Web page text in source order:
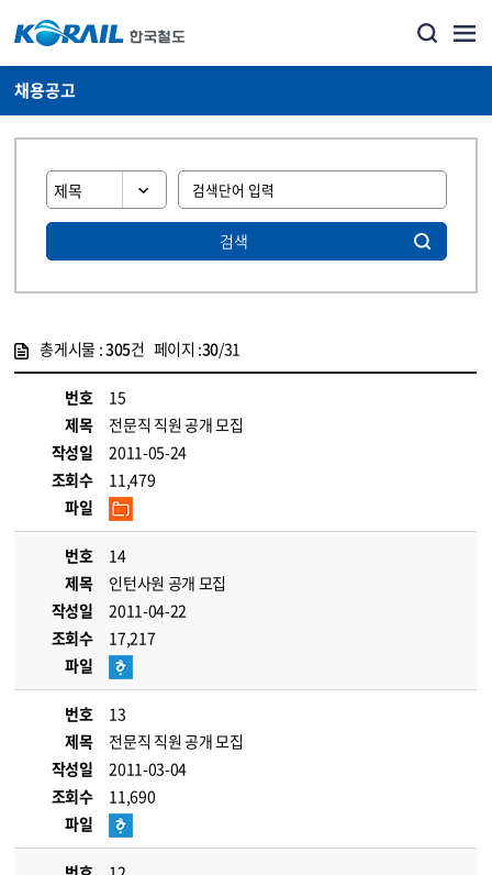
채용공고
검색
총게시물 :305건 페이지 :30/31
번호
15
제목
전문직 직원 공개 모집
작성일
2011-05-24
조회수
11,479
파일
번호
14
제목
인턴사원 공개 모집
작성일
2011-04-22
조회수
17,217
파일
번호
13
제목
전문직 직원 공개 모집
작성일
2011-03-04
조회수
11,690
파일